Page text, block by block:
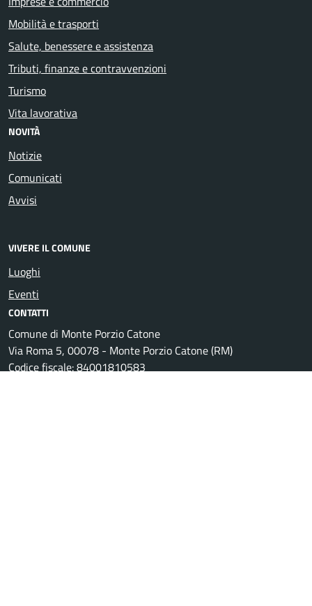
Mobilità e trasporti
Salute, benessere e assistenza
Tributi, finanze e contravvenzioni
Turismo
Vita lavorativa
NOVITÀ
Notizie
Comunicati
Avvisi
VIVERE IL COMUNE
Luoghi
Eventi
CONTATTI
Comune di Monte Porzio Catone
Via Roma 5, 00078 - Monte Porzio Catone (RM)
Codice fiscale: 84001810583